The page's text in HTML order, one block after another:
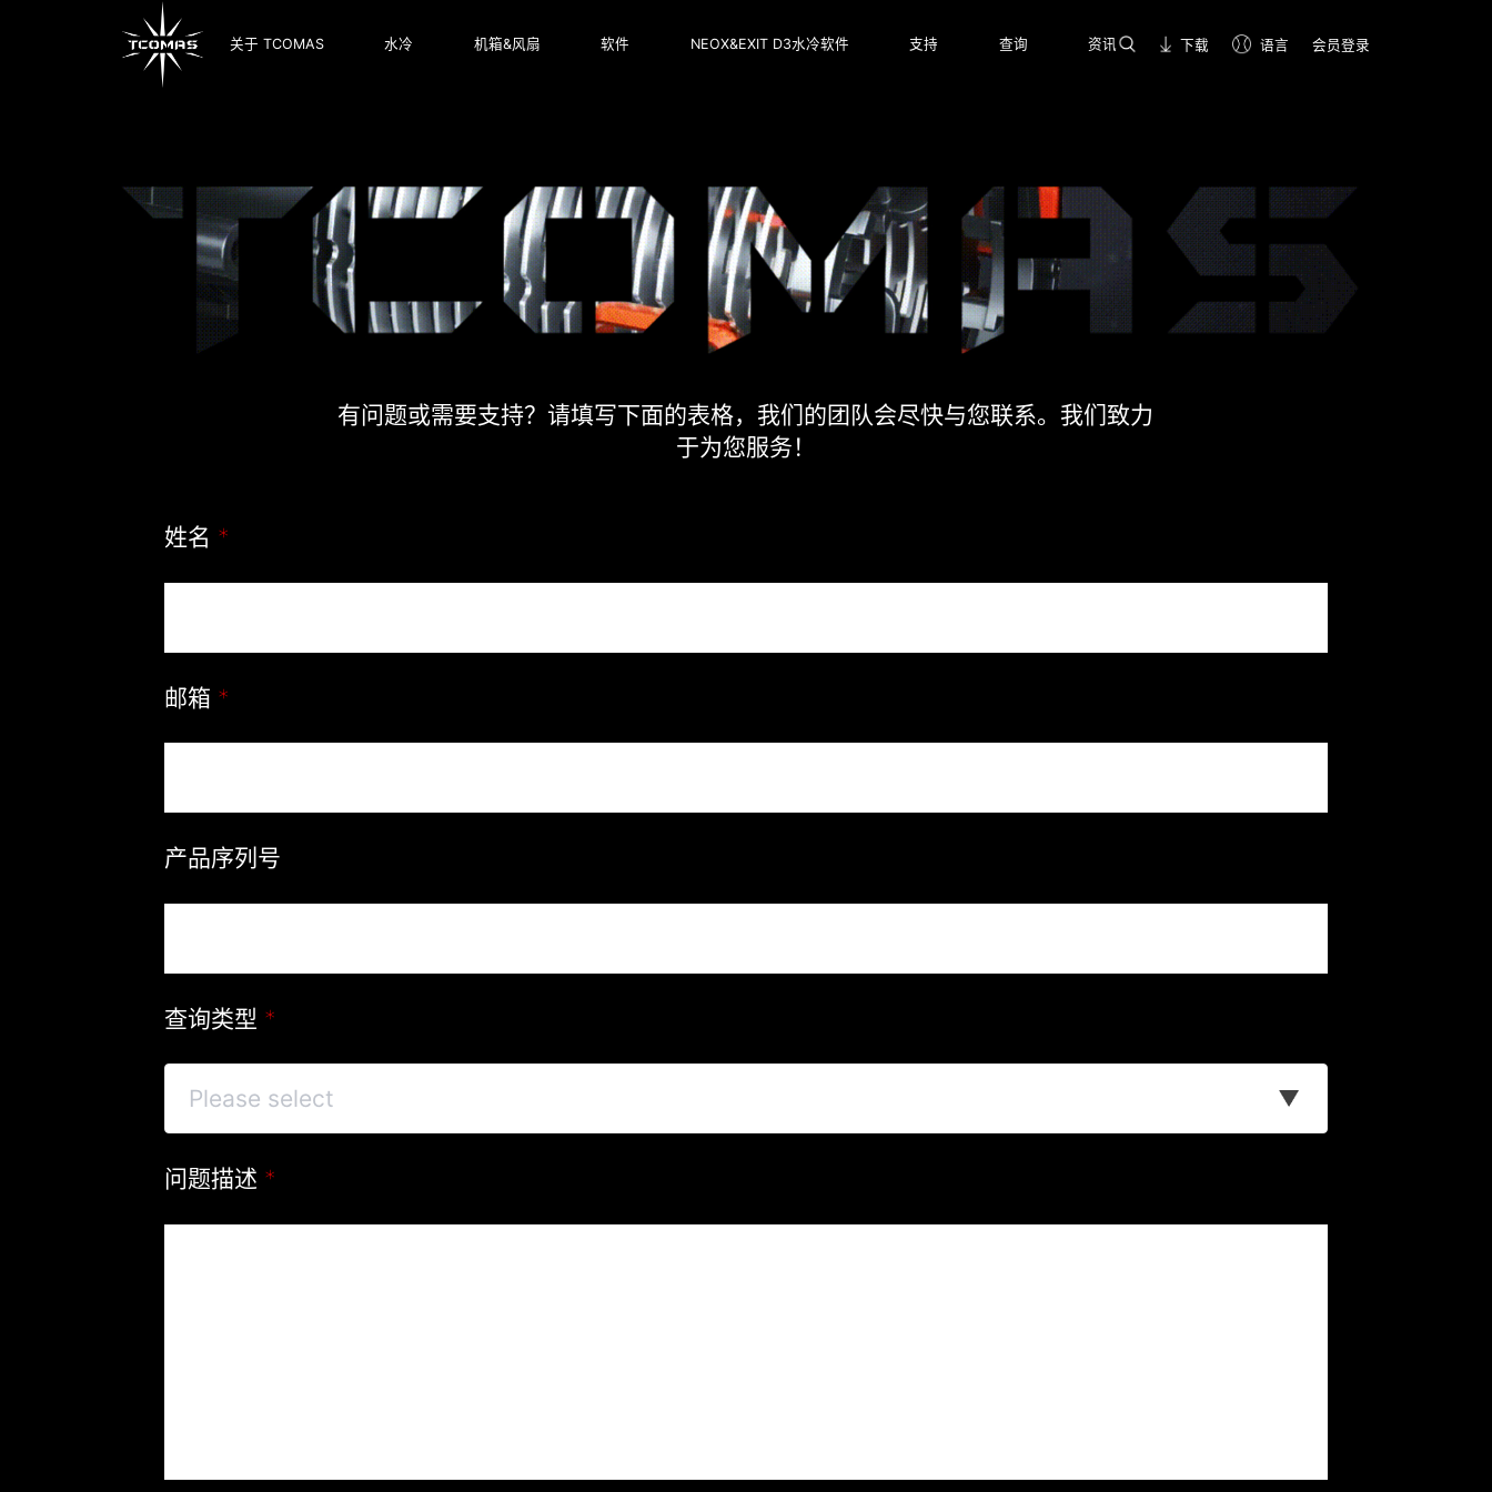
关于 TCOMAS 水冷 机箱&风扇 软件 NEOX&EXIT D3水冷软件 支持 查询 资讯 下载 语言 会员登录
有问题或需要支持？请填写下面的表格，我们的团队会尽快与您联系。我们致力
于为您服务！
姓名 *
邮箱 *
产品序列号
查询类型 *
问题描述 *